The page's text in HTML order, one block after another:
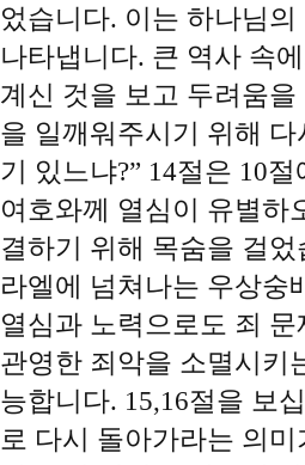
었습니다. 이는 하나님
나타냅니다. 큰 역사 속
계신 것을 보고 두려움
을 일깨워주시기 위해
기 있느냐?” 14절은 10
여호와께 열심이 유별하
결하기 위해 목숨을 걸
라엘에 넘쳐나는 우상숭
열심과 노력으로도 죄
관영한 죄악을 소멸시키
능합니다. 15,16절을 보
로 다시 돌아가라는 의